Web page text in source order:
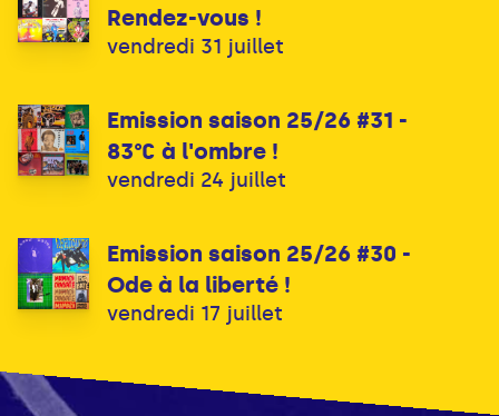
Rendez-vous !
vendredi 31 juillet
Emission saison 25/26 #31 -
83°C à l'ombre !
vendredi 24 juillet
Emission saison 25/26 #30 -
Ode à la liberté !
vendredi 17 juillet